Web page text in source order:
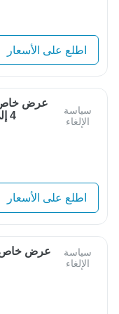
اطلع على الأسعار
سياسة
الإلغاء
اطلع على الأسعار
سياسة
الإلغاء